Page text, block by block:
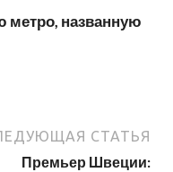
метро, названную
СТАТЬЯ
Премьер Швеции: